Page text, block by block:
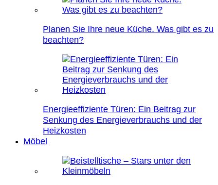
Planen Sie Ihre neue Küche. Was gibt es zu
beachten?
Energieeffiziente Türen: Ein Beitrag zur
Senkung des Energieverbrauchs und der
Heizkosten
Möbel